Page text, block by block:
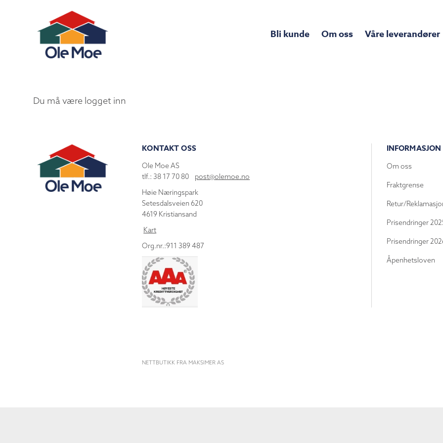
Bli kunde Om oss Våre leverandører
Du må være logget inn
KONTAKT OSS
Ole Moe AS
tlf.: 38 17 70 80 post@olemoe.no
Høie Næringspark
Setesdalsveien 620
4619 Kristiansand
Kart
Org.nr.:911 389 487
INFORMASJON
Om oss
Fraktgrense
Retur/
Prisendringer
Prisendringer
Åpenhetsloven
NETTBUTIKK FRA MAKSIMER AS